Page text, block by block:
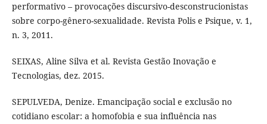
performativo – provocações discursivo-desconstrucionistas
sobre corpo-gênero-sexualidade. Revista Polis e Psique, v. 1,
n. 3, 2011.
SEIXAS, Aline Silva et al. Revista Gestão Inovação e
Tecnologias, dez. 2015.
SEPULVEDA, Denize. Emancipação social e exclusão no
cotidiano escolar: a homofobia e sua influência nas